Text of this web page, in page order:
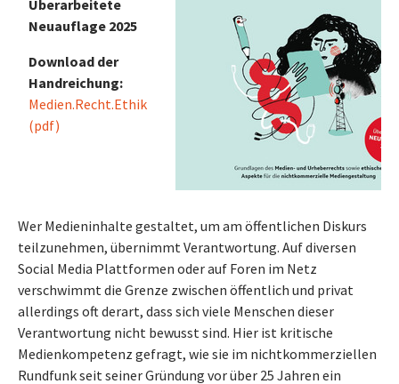
Überarbeitete
Neuauflage 2025
Download der
Handreichung:
Medien.Recht.Ethik
(pdf)
Wer Medieninhalte gestaltet, um am öffentlichen Diskurs
teilzunehmen, übernimmt Verantwortung. Auf diversen
Social Media Plattformen oder auf Foren im Netz
verschwimmt die Grenze zwischen öffentlich und privat
allerdings oft derart, dass sich viele Menschen dieser
Verantwortung nicht bewusst sind. Hier ist kritische
Medienkompetenz gefragt, wie sie im nichtkommerziellen
Rundfunk seit seiner Gründung vor über 25 Jahren ein